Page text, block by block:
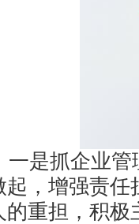
是抓企业管
起，增强责任
的重担，积